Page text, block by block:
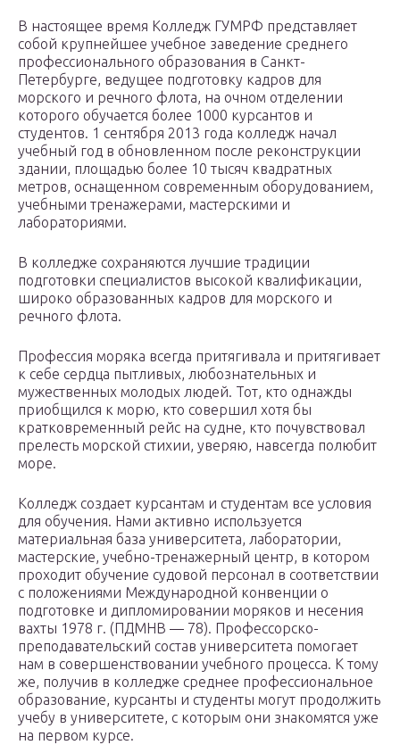
В настоящее время Колледж ГУМРФ представляет
собой крупнейшее учебное заведение среднего
профессионального образования в Санкт-
Петербурге, ведущее подготовку кадров для
морского и речного флота, на очном отделении
которого обучается более 1000 курсантов и
студентов. 1 сентября 2013 года колледж начал
учебный год в обновленном после реконструкции
здании, площадью более 10 тысяч квадратных
метров, оснащенном современным оборудованием,
учебными тренажерами, мастерскими и
лабораториями.
В колледже сохраняются лучшие традиции
подготовки специалистов высокой квалификации,
широко образованных кадров для морского и
речного флота.
Профессия моряка всегда притягивала и притягивает
к себе сердца пытливых, любознательных и
мужественных молодых людей. Тот, кто однажды
приобщился к морю, кто совершил хотя бы
кратковременный рейс на судне, кто почувствовал
прелесть морской стихии, уверяю, навсегда полюбит
море.
Колледж создает курсантам и студентам все условия
для обучения. Нами активно используется
материальная база университета, лаборатории,
мастерские, учебно-тренажерный центр, в котором
проходит обучение судовой персонал в соответствии
с положениями Международной конвенции о
подготовке и дипломировании моряков и несения
вахты 1978 г. (ПДМНВ — 78). Профессорско-
преподавательский состав университета помогает
нам в совершенствовании учебного процесса. К тому
же, получив в колледже среднее профессиональное
образование, курсанты и студенты могут продолжить
учебу в университете, с которым они знакомятся уже
на первом курсе.